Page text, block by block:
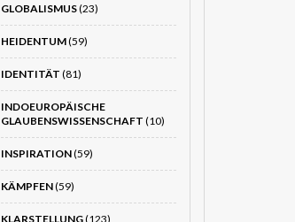
GLOBALISMUS(23)
HEIDENTUM(59)
IDENTITÄT (81)
INDOEUROPÄISCHE
GLAUBENSWISSENSCHAFT (10)
INSPIRATION(59)
KÄMPFEN(59)
KLARSTELLUNG(123)